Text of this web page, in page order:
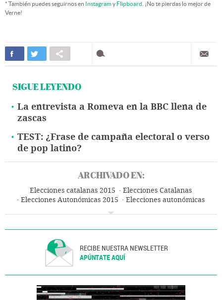
* También puedes seguirnos en Instagramy Flipboard . ¡No te pierdas lo mejor de
Verne!
SIGUE LEYENDO
La entrevista a Romeva en la BBC llena de
zascas
TEST: ¿Frase de campaña electoral o verso
de pop latino?
ARCHIVADO EN:
Elecciones catalanas 2015
Elecciones Catalanas
Elecciones Autonómicas 2015
Elecciones autonómicas
RECIBE NUESTRA NEWSLETTER
APÚNTATE AQUÍ